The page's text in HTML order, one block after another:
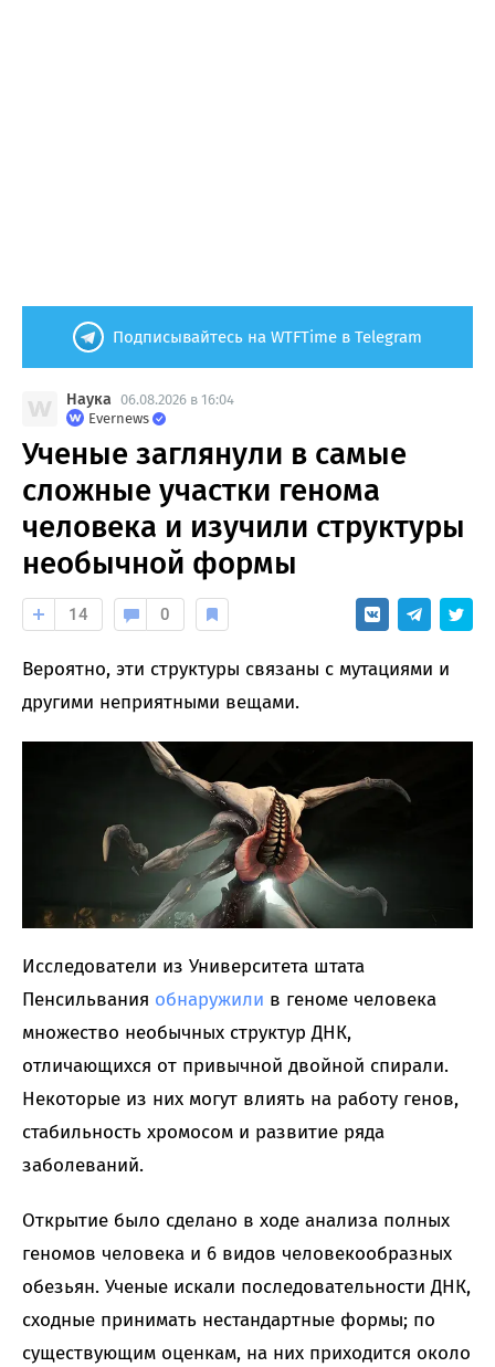
Подписывайтесь на WTFTime в Telegram
Наука 06.08.2026 в 16:04
Evernews
Ученые заглянули в самые
сложные участки генома
человека и изучили структуры
необычной формы
14 0
Вероятно, эти структуры связаны с мутациями и
другими неприятными вещами.
Исследователи из Университета штата
Пенсильвания обнаружили в геноме человека
множество необычных структур ДНК,
отличающихся от привычной двойной спирали.
Некоторые из них могут влиять на работу генов,
стабильность хромосом и развитие ряда
заболеваний.
Открытие было сделано в ходе анализа полных
геномов человека и 6 видов человекообразных
обезьян. Ученые искали последовательности ДНК,
сходные принимать нестандартные формы; по
существующим оценкам, на них приходится около